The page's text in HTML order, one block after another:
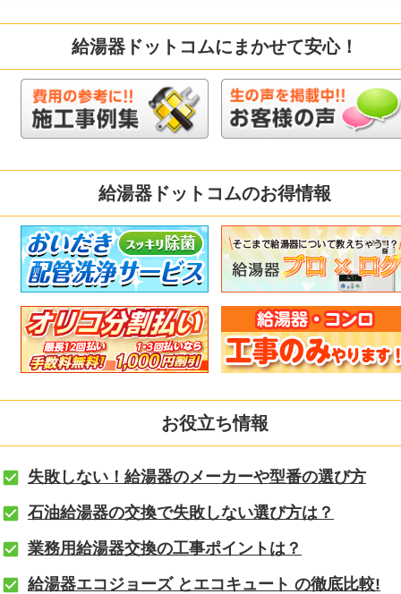
給湯器ドットコムにまかせて安心！
給湯器ドットコムのお得情報
お役立ち情報
失敗しない！給湯器のメーカーや型番の選び方
石油給湯器の交換で失敗しない選び方は？
業務用給湯器交換の工事ポイントは？
給湯器エコジョーズ とエコキュート の徹底比較!